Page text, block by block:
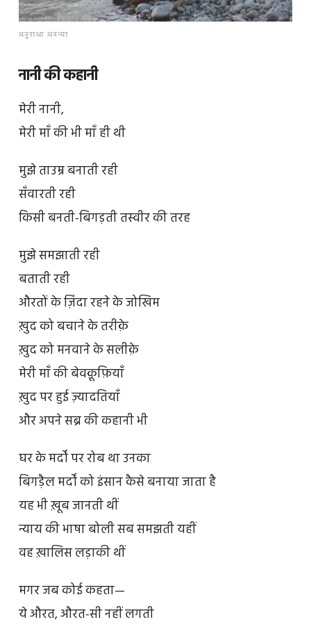
अनुराधा अनन्या
नानी की कहानी
मेरी नानी,
मेरी माँ की भी माँ ही थी
मुझे ताउम्र बनाती रही
सँवारती रही
किसी बनती-बिगड़ती तस्वीर की तरह
मुझे समझाती रही
बताती रही
औरतों के ज़िंदा रहने के जोखिम
ख़ुद को बचाने के तरीक़े
ख़ुद को मनवाने के सलीक़े
मेरी माँ की बेवक़ूफ़ियाँ
ख़ुद पर हुई ज़्यादतियाँ
और अपने सब्र की कहानी भी
घर के मर्दों पर रोब था उनका
बिगड़ैल मर्दों को इंसान कैसे बनाया जाता है
यह भी ख़ूब जानती थीं
न्याय की भाषा बोली सब समझती यहीं
वह ख़ालिस लड़ाकी थीं
मगर जब कोई कहता—
ये औरत, औरत-सी नहीं लगती